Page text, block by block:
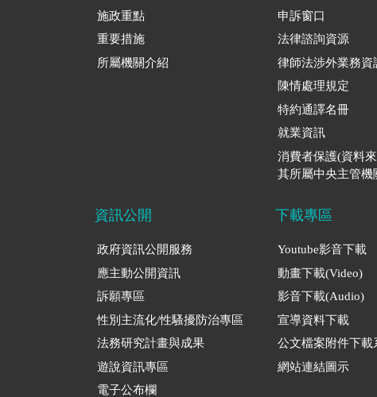
施政重點
重要措施
所屬機關介紹
申訴窗口
法律諮詢資源
律師法涉外業務資
陳情處理規定
特約通譯名冊
就業資訊
消費者保護(資料
其所屬中央主管機
資訊公開
政府資訊公開服務
應主動公開資訊
訴願專區
性別主流化/性騷擾防治專區
法務研究計畫與成果
遊說資訊專區
電子公布欄
下載專區
Youtube影音下載
動畫下載(Video)
影音下載(Audio)
宣導資料下載
公文檔案附件下載
網站連結圖示